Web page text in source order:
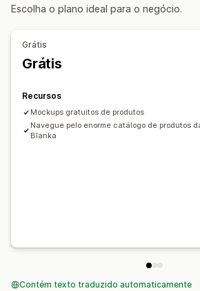
Impressão total Ecológico Orgânico
Marca branca
Processamento de pedidos global
Acompanhamento de pedido
Acesso por API
Escolha o plano ideal para o negócio.
Grátis
Grátis
Recursos
Mockups gratuitos de produtos
Navegue pelo enorme catálogo de produtos
Blanka
Contém texto traduzido automaticamente